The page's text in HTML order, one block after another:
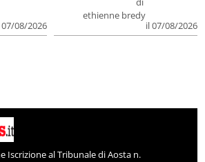
07/08/2026
ethienne bredy
il 07/08/2026
Iscrizione al Tribunale di Aosta n.